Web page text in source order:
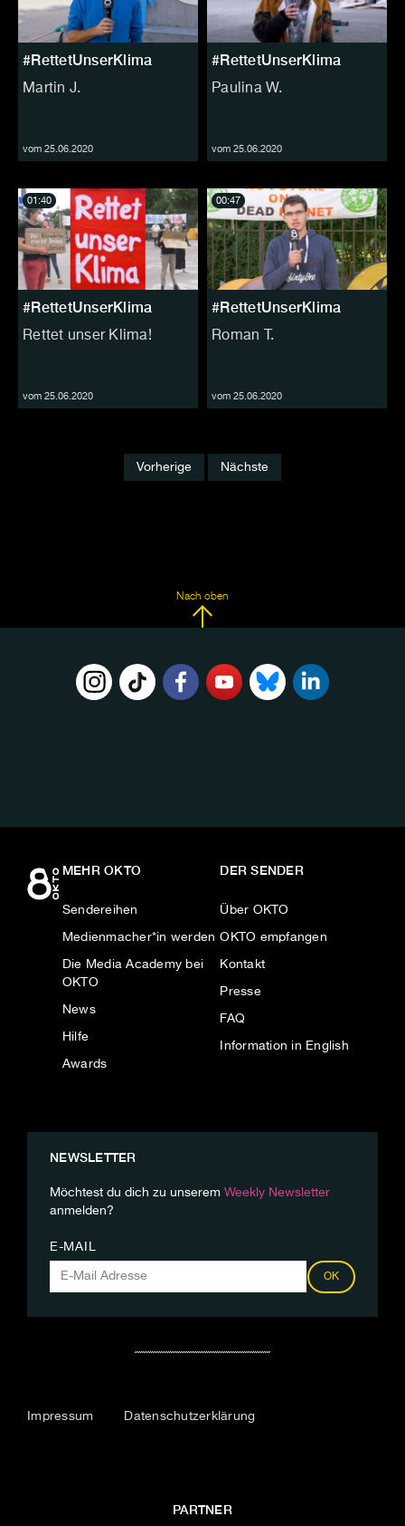
#RettetUnserKlima
Martin J.
vom 25.06.2020
#RettetUnserKlima
Paulina W.
vom 25.06.2020
#RettetUnserKlima
Rettet unser Klima!
vom 25.06.2020
01:40
#RettetUnserKlima
Roman T.
vom 25.06.2020
00:47
Vorherige Nächste
Nach oben
MEHR OKTO
Sendereihen
Medienmacher*in werden
Die Media Academy bei
OKTO
News
Hilfe
Awards
DER SENDER
Über OKTO
OKTO empfangen
Kontakt
Presse
FAQ
Information in English
NEWSLETTER
Möchtest du dich zu unserem Weekly Newsletter
anmelden?
E-MAIL
OK
Impressum Datenschutzerklärung
PARTNER